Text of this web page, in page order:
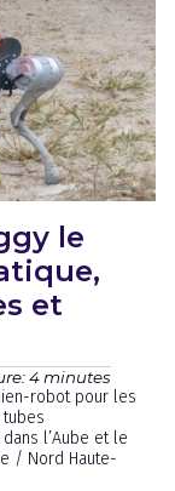
le
et
4 minutes
robot pour les
l’Aube et le
/ Nord Haute-